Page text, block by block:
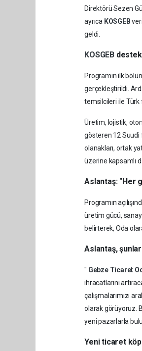
Direktörü Sezen
ayrıca KOSGEB
geldi.
KOSGEB
Programın ilk
gerçekleştirildi.
temsilcileri ile Türk
Üretim, lojistik,
gösteren 12 Suudi
olanakları, ortak
üzerine kapsamlı
Aslantaş: "Her
Programın
üretim gücü,
belirterek, Oda
Aslantaş,
" Gebze Ticaret
ihracatlarını
çalışmalarımızı
olarak görüyoruz.
yeni pazarlarla
Yeni ticaret